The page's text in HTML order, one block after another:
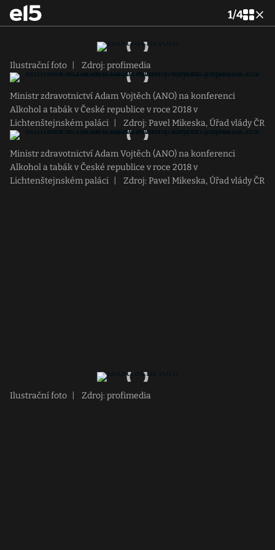
1/4
Ilustrační foto Zdroj: profimedia
Ministr zdravotnictví Adam Vojtěch (ANO) na konferenci
Alkohol a tabák v České republice v roce 2018 v
Lichtenštejnském paláci
Zdroj: Pavel Mikeska, Úřad vlády ČR
Ministr zdravotnictví Adam Vojtěch (ANO) na konferenci
Alkohol a tabák v České republice v roce 2018 v
Lichtenštejnském paláci
Zdroj: Pavel Mikeska, Úřad vlády ČR
Ilustrační foto Zdroj: profimedia